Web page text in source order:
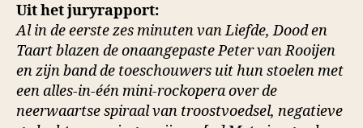
Uit het juryrapport:
Al in de eerste zes minuten van Liefde, Dood en
Taart blazen de onaangepaste Peter van Rooijen
en zijn band de toeschouwers uit hun stoelen met
een alles-in-één mini-rockopera over de
neerwaartse spiraal van troostvoedsel, negatieve